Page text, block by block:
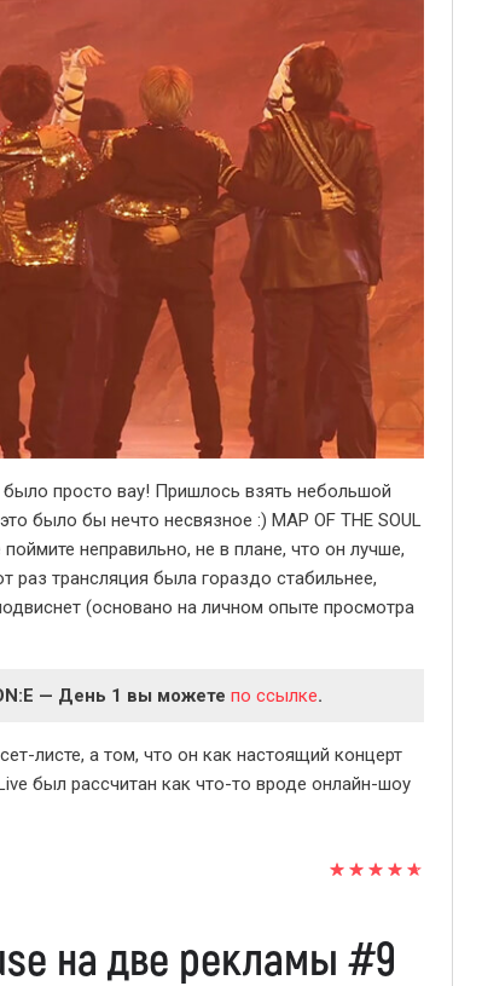
было просто вау! Пришлось взять небольшой
было бы нечто несвязное :) MAP OF THE SOUL
неправильно, не в плане, что он лучше,
раз трансляция была гораздо стабильнее,
(основано на личном опыте просмотра
— День 1 вы можете по ссылке.
листе, а том, что он как настоящий концерт
был рассчитан как что-то вроде онлайн-шоу
на две рекламы #9